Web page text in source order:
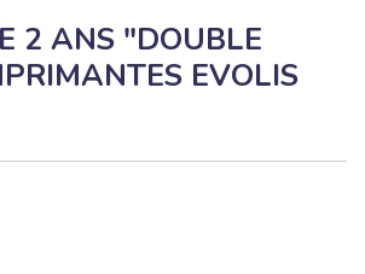
2 ANS "DOUBLE
EVOLIS